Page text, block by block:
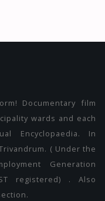
Documentary film
wards and each
Encyclopaedia. In
( Under the
Generation
registered) . Also